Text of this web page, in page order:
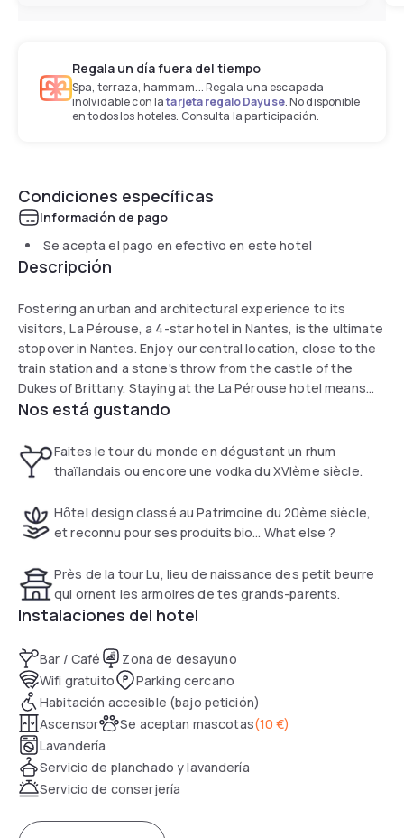
Regala un día fuera del tiempo
Spa, terraza, hammam... Regala una escapada
inolvidable con latarjeta regalo Dayuse. No disponible
en todos los hoteles. Consulta la participación.
Condiciones específicas
Información de pago
Se acepta el pago en efectivo en este hotel
Descripción
Fostering an urban and architectural experience to its
visitors, La Pérouse, a 4-star hotel in Nantes, is the ultimate
stopover in Nantes. Enjoy our central location, close to the
train station and a stone's throw from the castle of the
Dukes of Brittany. Staying at the La Pérouse hotel means
moving into the realms of an architectural gem. Awarded the
tribute to Nantes' heritage, and to its many slanted
buildings.
Nos está gustando
Faites le tour du monde en dégustant un rhum
thaïlandais ou encore une vodka du XVIème siècle.
Hôtel design classé au Patrimoine du 20ème siècle,
et reconnu pour ses produits bio… What else ?
Près de la tour Lu, lieu de naissance des petit beurre
qui ornent les armoires de tes grands-parents.
Instalaciones del hotel
Bar / Café
Zona de desayuno
Wifi gratuito
Parking cercano
Habitación accesible (bajo petición)
Ascensor
Se aceptan mascotas(10 €)
Lavandería
Servicio de planchado y lavandería
Servicio de conserjería